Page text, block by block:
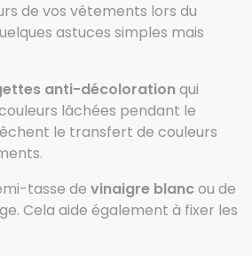
de vos vêtements lors du
astuces simples mais
anti-décolorationqui
lâchées pendant le
le transfert de couleurs
tasse de vinaigre blancou de
Cela aide également à fixer les